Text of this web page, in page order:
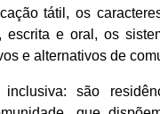
tátil, os
escrita e oral, os
e alternativos de
são